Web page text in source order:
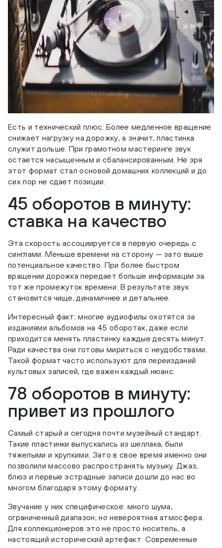
Есть и технический плюс. Более медленное вращение
снижает нагрузку на дорожку, а значит, пластинка
служит дольше. При грамотном мастеринге звук
остается насыщенным и сбалансированным. Не зря
этот формат стал основой домашних коллекций и до
сих пор не сдает позиции.
45 оборотов в минуту:
ставка на качество
Эта скорость ассоциируется в первую очередь с
синглами. Меньше времени на сторону — зато выше
потенциальное качество. При более быстром
вращении дорожка передает больше информации за
тот же промежуток времени. В результате звук
становится чище, динамичнее и детальнее.
Интересный факт: многие аудиофилы охотятся за
изданиями альбомов на 45 оборотах, даже если
приходится менять пластинку каждые десять минут.
Ради качества они готовы мириться с неудобствами.
Такой формат часто используют для переизданий
культовых записей, где важен каждый нюанс.
78 оборотов в минуту:
привет из прошлого
Самый старый и сегодня почти музейный стандарт.
Такие пластинки выпускались из шеллака, были
тяжелыми и хрупкими. Зато в свое время именно они
позволили массово распространять музыку. Джаз,
блюз и первые эстрадные записи дошли до нас во
многом благодаря этому формату.
Звучание у них специфическое: много шума,
ограниченный диапазон, но невероятная атмосфера.
Для коллекционеров это не просто носитель, а
настоящий исторический артефакт. Современные